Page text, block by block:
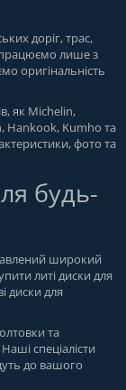
доріг, трас,
лише з
оригінальність
як Michelin,
Hankook, Kumho та
фото та
будь-
широкий
литі диски для
диски для
та
спеціалісти
до вашого